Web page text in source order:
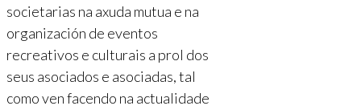
societarias na axuda mutua e na
organización de eventos
recreativos e culturais a prol dos
seus asociados e asociadas, tal
como ven facendo na actualidade